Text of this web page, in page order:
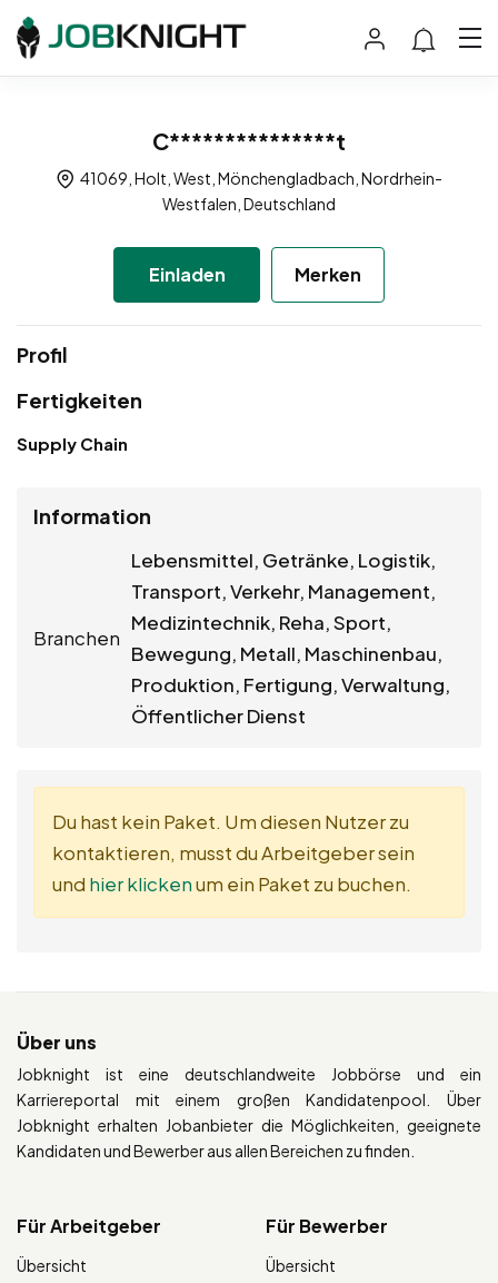
C***************t
41069, Holt, West, Mönchengladbach, Nordrhein-
Westfalen, Deutschland
Einladen Merken
Profil
Fertigkeiten
Supply Chain
Information
Branchen
Lebensmittel, Getränke, Logistik,
Transport, Verkehr, Management,
Medizintechnik, Reha, Sport,
Bewegung, Metall, Maschinenbau,
Produktion, Fertigung, Verwaltung,
Öffentlicher Dienst
Du hast kein Paket. Um diesen Nutzer zu
kontaktieren, musst du Arbeitgeber sein
und hier klickenum ein Paket zu buchen.
Über uns
Jobknight ist eine deutschlandweite Jobbörse und ein
Karriereportal mit einem großen Kandidatenpool. Über
Jobknight erhalten Jobanbieter die Möglichkeiten, geeignete
Kandidaten und Bewerber aus allen Bereichen zu finden.
Für Arbeitgeber
Übersicht
Für Bewerber
Übersicht